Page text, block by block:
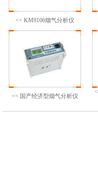
<< KM9106烟气分析仪
<< 国产经济型烟气分析仪